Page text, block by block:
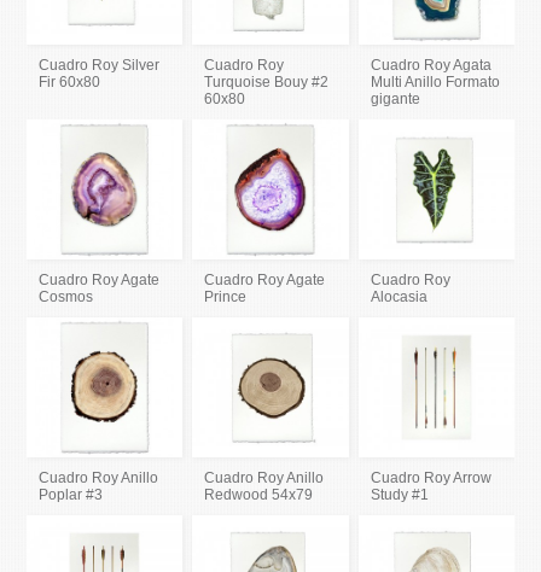
Cuadro Roy Silver
Fir 60x80
Cuadro Roy
Turquoise Bouy #2
60x80
Cuadro Roy Agata
Multi Anillo Formato
gigante
Cuadro Roy Agate
Cosmos
Cuadro Roy Agate
Prince
Cuadro Roy
Alocasia
Cuadro Roy Anillo
Poplar #3
Cuadro Roy Anillo
Redwood 54x79
Cuadro Roy Arrow
Study #1